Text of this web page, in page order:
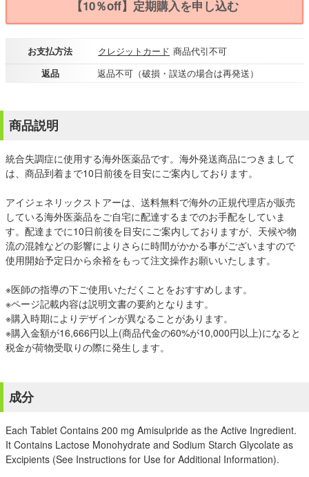
【10％off】定期購入を申し込む
お支払方法 クレジットカード 商品代引不可
返品
返品不可（破損・誤送の場合は再発送）
商品説明
統合失調症に使用する海外医薬品です。海外発送商品につきまして
は、商品到着まで10日前後を目安にご案内しております。
アイジェネリックストアーは、送料無料で海外の正規代理店が販売
している海外医薬品をご自宅に配達するまでのお手配をしていま
す。配達までに10日前後を目安にご案内しておりますが、天候や物
流の混雑などの影響によりさらに時間がかかる事がございますので
使用開始予定日から余裕をもって注文操作お願いいたします。
※医師の指導の下ご使用いただくことをおすすめします。
※ページ記載内容は説明文書の要約となります。
※購入時期によりデザインが異なることがあります。
※購入金額が16,666円以上(商品代金の60%が10,000円以上)になると
税金が荷物受取りの際に発生します。
成分
Each Tablet Contains 200 mg Amisulpride as the Active Ingredient.
It Contains Lactose Monohydrate and Sodium Starch Glycolate as
Excipients (See Instructions for Use for Additional Information).